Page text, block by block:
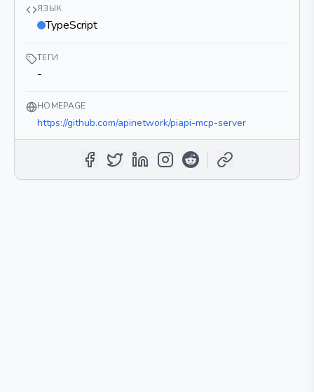
ЯЗЫК
TypeScript
ТЕГИ
-
HOMEPAGE
https://github.com/apinetwork/piapi-mcp-server